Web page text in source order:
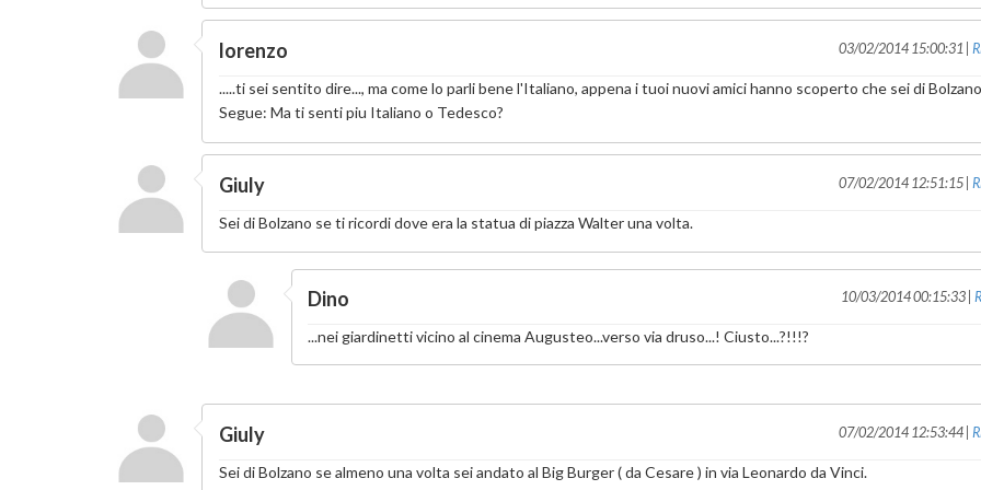
lorenzo 03/02/2014 15:00:31 |
.....ti sei sentito dire..., ma come lo parli bene l'Italiano, appena i tuoi nuovi amici hanno scoperto che sei di
Segue: Ma ti senti piu Italiano o Tedesco?
Giuly 07/02/2014 12:51:15 |
Sei di Bolzano se ti ricordi dove era la statua di piazza Walter una volta.
Dino 10/03/2014 00:15:33 |
...nei giardinetti vicino al cinema Augusteo...verso via druso...! Ciusto...?!!!?
Giuly 07/02/2014 12:53:44 |
Sei di Bolzano se almeno una volta sei andato al Big Burger ( da Cesare ) in via Leonardo da Vinci.